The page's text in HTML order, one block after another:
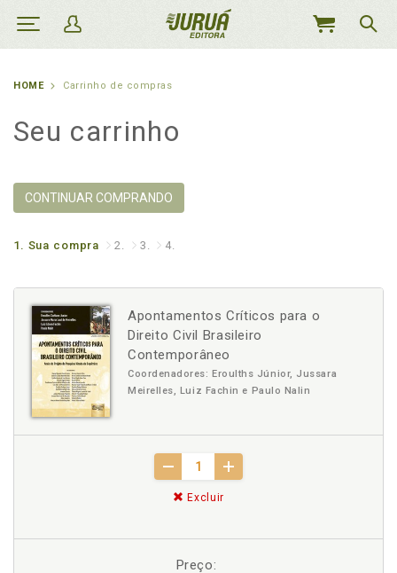
MEU
HOME Carrinho de compras
Seu carrinho
CONTINUAR COMPRANDO
1. Sua compra 2. 3. 4.
Apontamentos Críticos para o
Direito Civil Brasileiro
Contemporâneo
Coordenadores: Eroulths Júnior, Jussara
Meirelles, Luiz Fachin e Paulo Nalin
Excluir
Preço: